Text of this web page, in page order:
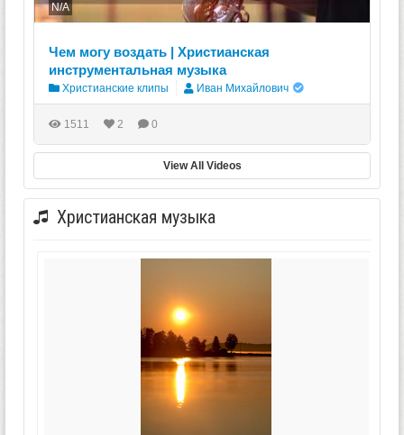
N/A
Чем могу воздать | Христианская
инструментальная музыка
Христианские клипы Иван Михайлович
1511 2 0
View All Videos
Христианская музыка